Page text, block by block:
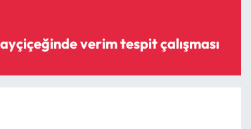
verim tespit çalışması